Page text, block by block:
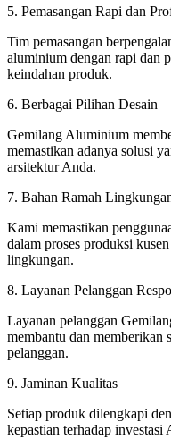
5. Pemasangan Rapi dan
Tim pemasangan
aluminium dengan rapi dan
keindahan produk.
6. Berbagai Pilihan Desain
Gemilang Aluminium
memastikan adanya solusi
arsitektur Anda.
7. Bahan Ramah
Kami memastikan
dalam proses produksi
lingkungan.
8. Layanan Pelanggan
Layanan pelanggan
membantu dan memberikan
pelanggan.
9. Jaminan Kualitas
Setiap produk dilengkapi
kepastian terhadap investasi